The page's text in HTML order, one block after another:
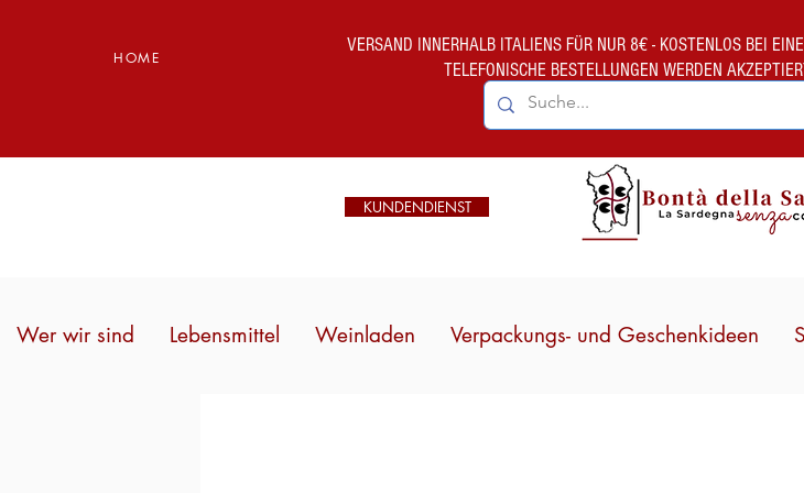
HOME
VERSAND INNERHALB ITALIENS FÜR NUR 8€ - KOSTENLOS BEI
TELEFONISCHE BESTELLUNGEN WERDEN
KUNDENDIENST
Wer wir sind Lebensmittel Weinladen Verpackungs- und Geschenkideen